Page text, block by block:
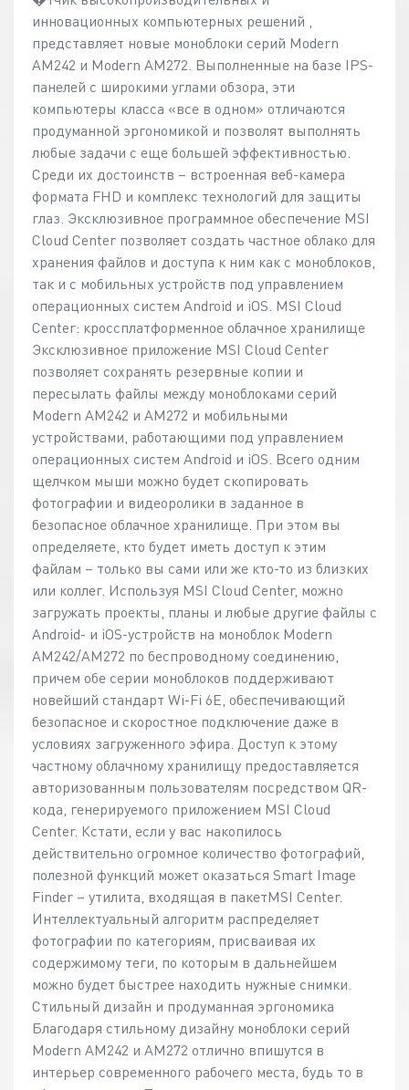
инновационных компьютерных решений ,
представляет новые моноблоки серий Modern
AM242 и Modern AM272. Выполненные на базе IPS-
панелей с широкими углами обзора, эти
компьютеры класса «все в одном» отличаются
продуманной эргономикой и позволят выполнять
любые задачи с еще большей эффективностью.
Среди их достоинств – встроенная веб-камера
формата FHD и комплекс технологий для защиты
глаз. Эксклюзивное программное обеспечение MSI
Cloud Center позволяет создать частное облако для
хранения файлов и доступа к ним как с моноблоков,
так и с мобильных устройств под управлением
операционных систем Android и iOS. MSI Cloud
Center: кроссплатформенное облачное хранилище
Эксклюзивное приложение MSI Cloud Center
позволяет сохранять резервные копии и
пересылать файлы между моноблоками серий
Modern AM242 и AM272 и мобильными
устройствами, работающими под управлением
операционных систем Android и iOS. Всего одним
щелчком мыши можно будет скопировать
фотографии и видеоролики в заданное в
безопасное облачное хранилище. При этом вы
определяете, кто будет иметь доступ к этим
файлам – только вы сами или же кто-то из близких
или коллег. Используя MSI Cloud Center, можно
загружать проекты, планы и любые другие файлы с
Android- и iOS-устройств на моноблок Modern
AM242/AM272 по беспроводному соединению,
причем обе серии моноблоков поддерживают
новейший стандарт Wi-Fi 6E, обеспечивающий
безопасное и скоростное подключение даже в
условиях загруженного эфира. Доступ к этому
частному облачному хранилищу предоставляется
авторизованным пользователям посредством QR-
кода, генерируемого приложением MSI Cloud
Center. Кстати, если у вас накопилось
действительно огромное количество фотографий,
полезной функций может оказаться Smart Image
Finder – утилита, входящая в пакетMSI Center.
Интеллектуальный алгоритм распределяет
фотографии по категориям, присваивая их
содержимому теги, по которым в дальнейшем
можно будет быстрее находить нужные снимки.
Стильный дизайн и продуманная эргономика
Благодаря стильному дизайну моноблоки серий
Modern AM242 и AM272 отлично впишутся в
интерьер современного рабочего места, будь то в